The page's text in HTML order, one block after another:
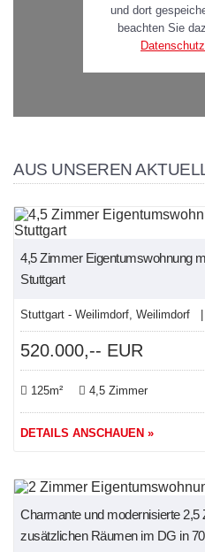
und dort
beachten Sie
AUS UNSEREN
4,5 Zimmer Eigentumswohnung
Stuttgart
Stuttgart - Weilimdorf, Weilimdorf
520.000,-- EUR
125m² 4,5 Zimmer
DETAILS ANSCHAUEN »
Charmante und modernisierte
zusätzlichen Räumen im DG in